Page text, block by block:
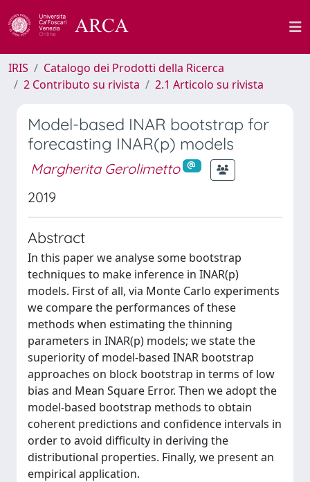
IRIS
Catalogo dei Prodotti della Ricerca
2 Contributo su rivista
2.1 Articolo su rivista
Model-based INAR bootstrap for
forecasting INAR(p) models
Margherita Gerolimetto
2019
Abstract
In this paper we analyse some bootstrap
techniques to make inference in INAR(p)
models. First of all, via Monte Carlo experiments
we compare the performances of these
methods when estimating the thinning
parameters in INAR(p) models; we state the
superiority of model-based INAR bootstrap
approaches on block bootstrap in terms of low
bias and Mean Square Error. Then we adopt the
model-based bootstrap methods to obtain
coherent predictions and confidence intervals in
order to avoid difficulty in deriving the
distributional properties. Finally, we present an
empirical application.